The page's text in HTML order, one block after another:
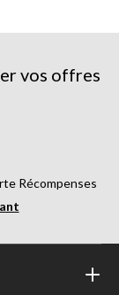
vos offres
Récompenses